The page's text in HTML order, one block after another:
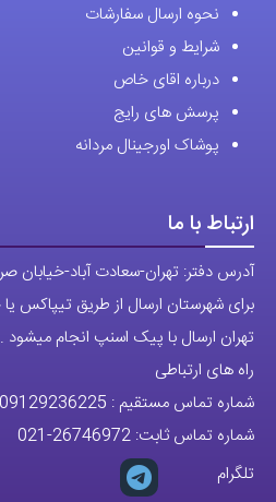
نحوه ارسال سفارشات
شرایط و قوانین
درباره اقای خاص
پرسش های رایج
پوشاک اورجینال مردانه
ارتباط با ما
آدرس دفتر: تهران-سعادت آباد-خیابان
برای شهرستان ارسال از طریق تیپاکس
تهران ارسال با پیک اسنپ انجام میشود .
راه های ارتباطی
شماره تماس مستقیم : 09129236225
شماره تماس ثابت: 26746972
-021
تلگرام